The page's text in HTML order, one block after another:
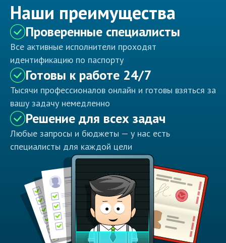
Наши преимущества
Проверенные специалисты
Все активные исполнители проходят
идентификацию по паспорту
Готовы к работе 24/7
Тысячи профессионалов онлайн и готовы взяться за
вашу задачу немедленно
Решение для всех задач
Любые запросы и бюджеты — у нас есть
специалисты для каждой цели